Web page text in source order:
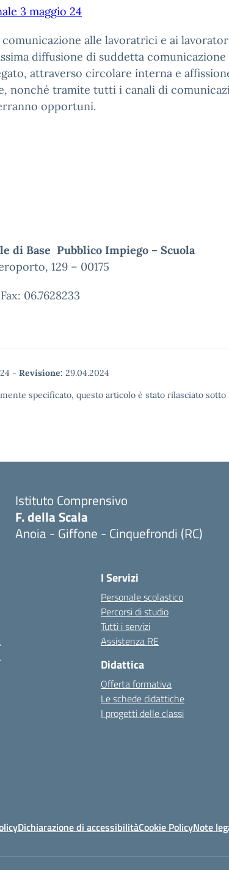
3 maggio 24
alle lavoratrici e ai
diffusione di suddetta comunicazione
attraverso circolare interna e
nonché tramite tutti i canali di
opportuni.
di Base Pubblico Impiego – Scuola
129 – 00175
06.7628233
- Revisione: 29.04.2024
specificato, questo articolo è stato rilasciato
Istituto Comprensivo
F. della Scala
Anoia - Giffone - Cinquefrondi (RC)
I Servizi
Personale scolastico
Percorsi di studio
Tutti i servizi
Assistenza RE
Didattica
Offerta formativa
Le schede didattiche
I progetti delle classi
Dichiarazione di accessibilitàCookie PolicyNote